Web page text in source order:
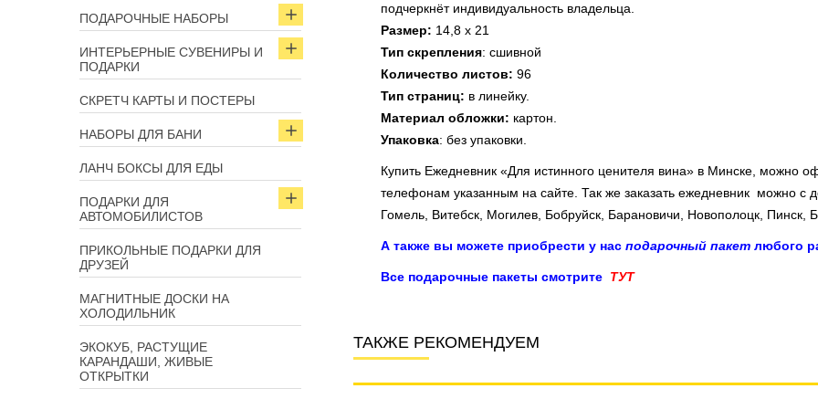
ПОДАРОЧНЫЕ НАБОРЫ
ИНТЕРЬЕРНЫЕ СУВЕНИРЫ И
ПОДАРКИ
СКРЕТЧ КАРТЫ И ПОСТЕРЫ
НАБОРЫ ДЛЯ БАНИ
ЛАНЧ БОКСЫ ДЛЯ ЕДЫ
ПОДАРКИ ДЛЯ
АВТОМОБИЛИСТОВ
ПРИКОЛЬНЫЕ ПОДАРКИ ДЛЯ
ДРУЗЕЙ
МАГНИТНЫЕ ДОСКИ НА
ХОЛОДИЛЬНИК
ЭКОКУБ, РАСТУЩИЕ
КАРАНДАШИ, ЖИВЫЕ
ОТКРЫТКИ
подчеркнёт индивидуальность владельца.
Размер: 14,8 х 21
Тип скрепления: сшивной
Количество листов: 96
Тип страниц: в линейку.
Материал обложки: картон.
Упаковка: без упаковки.
Купить Ежедневник «Для истинного ценителя вина» в Минске, можно
телефонам указанным на сайте. Так же заказать ежедневник можно с
Гомель, Витебск, Могилев, Бобруйск, Барановичи, Новополоцк, Пинск,
А также вы можете приобрести у нас подарочный пакет любого
Все подарочные пакеты смотрите ТУТ
ТАКЖЕ РЕКОМЕНДУЕМ